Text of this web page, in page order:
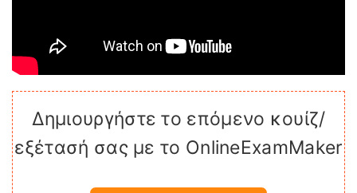
Δημιουργήστε το επόμενο κουίζ/
εξέτασή σας με το OnlineExamMaker